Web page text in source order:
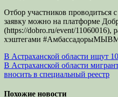
Отбор участников проводиться
заявку можно на платформе
(https://dobro.ru/event/11060016),
хэштегами
Навигация
по
В Астраханской области ищут
В Астраханской области
вносить в специальный реестр
Похожие новости